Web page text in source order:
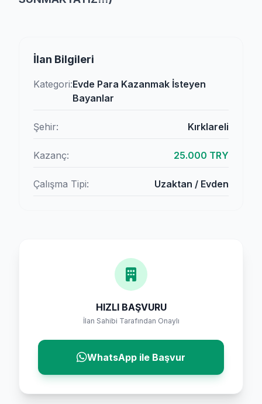
İlan Bilgileri
Kategori:Evde Para Kazanmak İsteyen
Bayanlar
Şehir: Kırklareli
Kazanç: 25.000 TRY
Çalışma Tipi: Uzaktan / Evden
HIZLI BAŞVURU
İlan Sahibi Tarafından Onaylı
WhatsApp ile Başvur